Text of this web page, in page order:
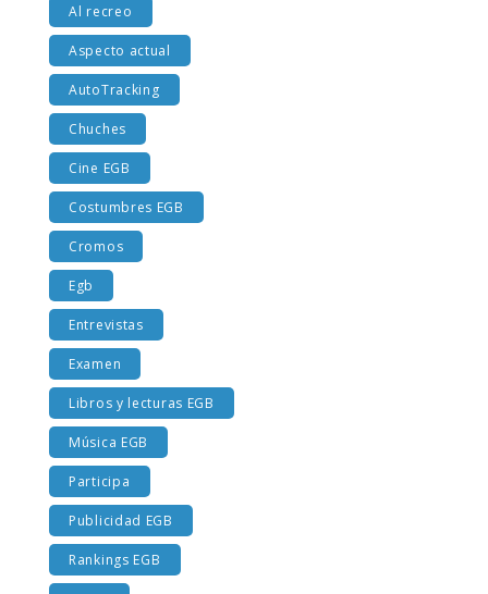
Al recreo
Aspecto actual
AutoTracking
Chuches
Cine EGB
Costumbres EGB
Cromos
Egb
Entrevistas
Examen
Libros y lecturas EGB
Música EGB
Participa
Publicidad EGB
Rankings EGB